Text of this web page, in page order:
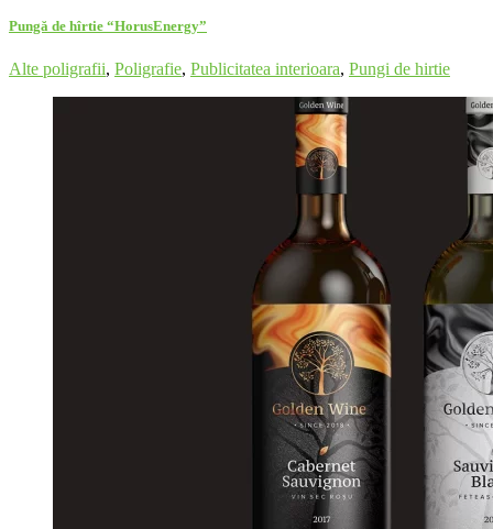
Pungă de hîrtie “HorusEnergy”
Alte poligrafii, Poligrafie, Publicitatea interioara, Pungi de hirtie